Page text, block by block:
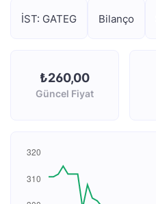
İST: GATEG Bilanço
₺260,00
Güncel Fiyat